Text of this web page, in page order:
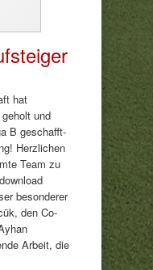
hat
und
B geschafft-
Herzlichen
Team zu
besonderer
den Co-
Arbeit, die